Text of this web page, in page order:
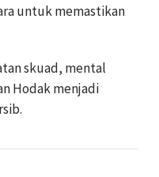
untuk memastikan
skuad, mental
Hodak menjadi